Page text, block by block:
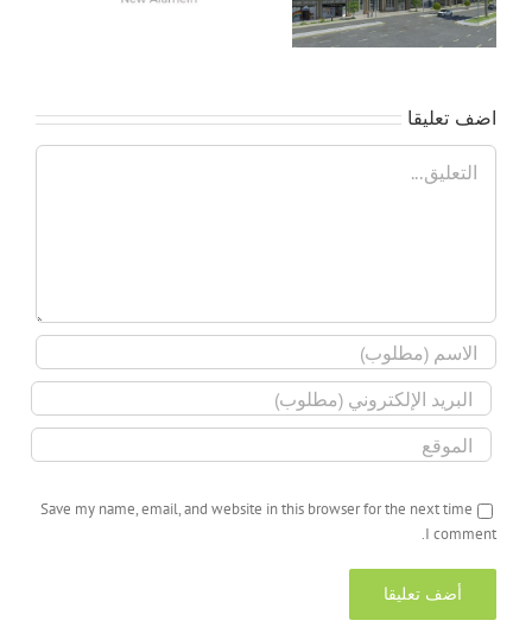
اضف تعليقا
تعليق
Save my name, email, and website in this browser for the next time
I comment.